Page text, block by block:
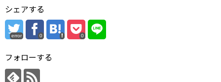
シェアする
error 0 0
フォローする